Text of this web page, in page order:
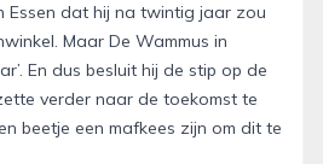
Essen dat hij na twintig jaar zou
Maar De Wammus in
En dus besluit hij de stip op de
verder naar de toekomst te
beetje een mafkees zijn om dit te